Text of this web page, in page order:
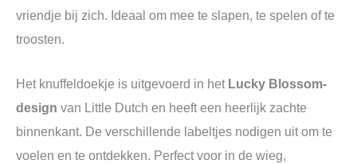
vriendje bij zich. Ideaal om mee te slapen, te spelen of te
troosten.
Het knuffeldoekje is uitgevoerd in het Lucky Blossom-
design van Little Dutch en heeft een heerlijk zachte
binnenkant. De verschillende labeltjes nodigen uit om te
voelen en te ontdekken. Perfect voor in de wieg,